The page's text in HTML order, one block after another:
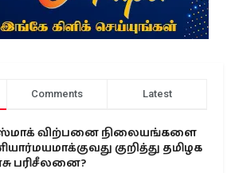
Comments Latest
விற்பனை நிலையங்களை
குறித்து தமிழக
பரிசீலனை?